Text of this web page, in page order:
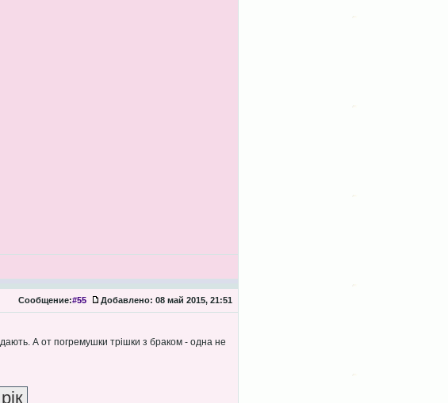
Сообщение:#55 Добавлено: 08 май 2015, 21:51
А от погремушки трішки з браком - одна не